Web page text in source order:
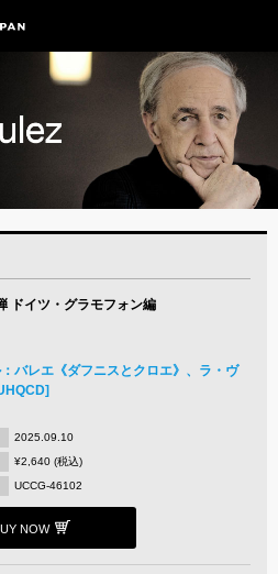
ドイツ・グラモフォン編
バレエ《ダフニスとクロエ》、ラ・ヴ
2025.09.10
¥2,640 (税込)
UCCG-46102
NOW